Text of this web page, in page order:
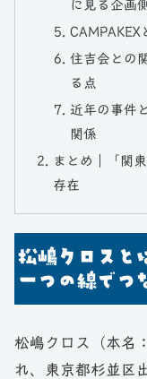
に見る企画
CAMPAKEX
住吉会との
る点
近年の事件
関係
まとめ｜「関
存在
松嶋クロスと
一つの線でつ
松嶋クロス（本名
れ、東京都杉並区